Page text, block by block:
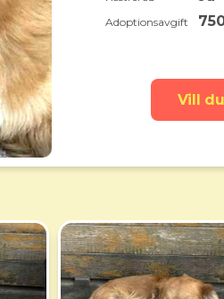
Adoptionsavgift
Vill